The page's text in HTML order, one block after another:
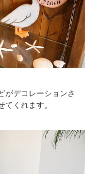
がデコレーションさ
くれます。